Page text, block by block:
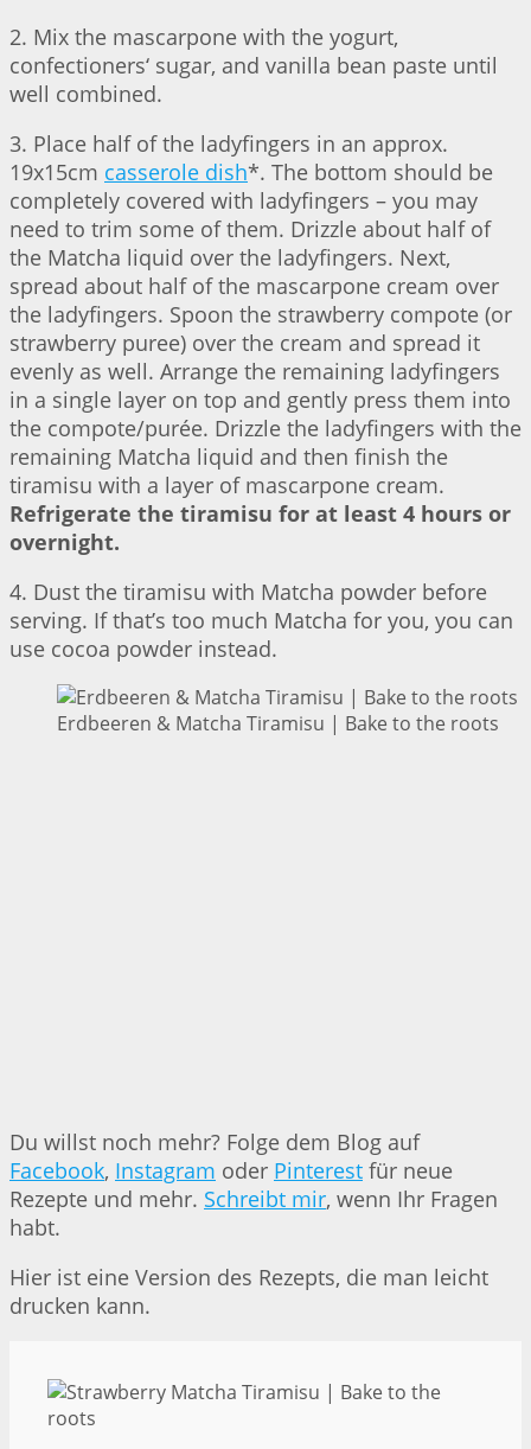
2. Mix the mascarpone with the yogurt,
confectioners‘ sugar, and vanilla bean paste until
well combined.
3. Place half of the ladyfingers in an approx.
19x15cm casserole dish*. The bottom should be
completely covered with ladyfingers – you may
need to trim some of them. Drizzle about half of
the Matcha liquid over the ladyfingers. Next,
spread about half of the mascarpone cream over
the ladyfingers. Spoon the strawberry compote (or
strawberry puree) over the cream and spread it
evenly as well. Arrange the remaining ladyfingers
in a single layer on top and gently press them into
the compote/purée. Drizzle the ladyfingers with the
remaining Matcha liquid and then finish the
tiramisu with a layer of mascarpone cream.
Refrigerate the tiramisu for at least 4 hours or
overnight.
4. Dust the tiramisu with Matcha powder before
serving. If that’s too much Matcha for you, you can
use cocoa powder instead.
Erdbeeren & Matcha Tiramisu | Bake to the roots
Du willst noch mehr? Folge dem Blog auf
Facebook, Instagram oder Pinterest für neue
Rezepte und mehr. Schreibt mir, wenn Ihr Fragen
habt.
Hier ist eine Version des Rezepts, die man leicht
drucken kann.